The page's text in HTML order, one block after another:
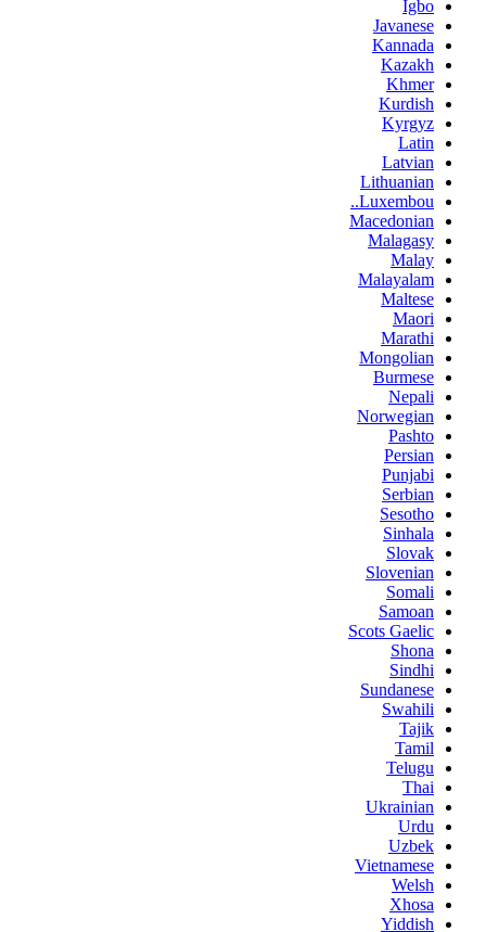
Igbo
Javanese
Kannada
Kazakh
Khmer
Kurdish
Kyrgyz
Latin
Latvian
Lithuanian
Luxembou..
Macedonian
Malagasy
Malay
Malayalam
Maltese
Maori
Marathi
Mongolian
Burmese
Nepali
Norwegian
Pashto
Persian
Punjabi
Serbian
Sesotho
Sinhala
Slovak
Slovenian
Somali
Samoan
Scots Gaelic
Shona
Sindhi
Sundanese
Swahili
Tajik
Tamil
Telugu
Thai
Ukrainian
Urdu
Uzbek
Vietnamese
Welsh
Xhosa
Yiddish